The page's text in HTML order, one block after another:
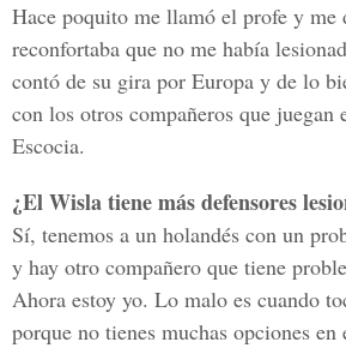
Hace poquito me llamó el profe y me
reconfortaba que no me había
contó de su gira por Europa y de lo
con los otros compañeros que
Escocia.
¿El Wisla tiene más defensores
Sí, tenemos a un holandés con un
y hay otro compañero que tiene
Ahora estoy yo. Lo malo es cuando
porque no tienes muchas opciones